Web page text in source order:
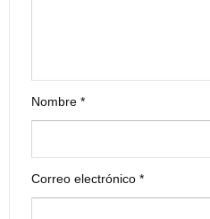
Nombre *
Correo electrónico *